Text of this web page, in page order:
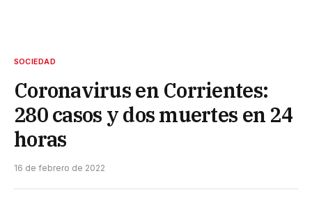
SOCIEDAD
Coronavirus en Corrientes:
280 casos y dos muertes en 24
horas
16 de febrero de 2022